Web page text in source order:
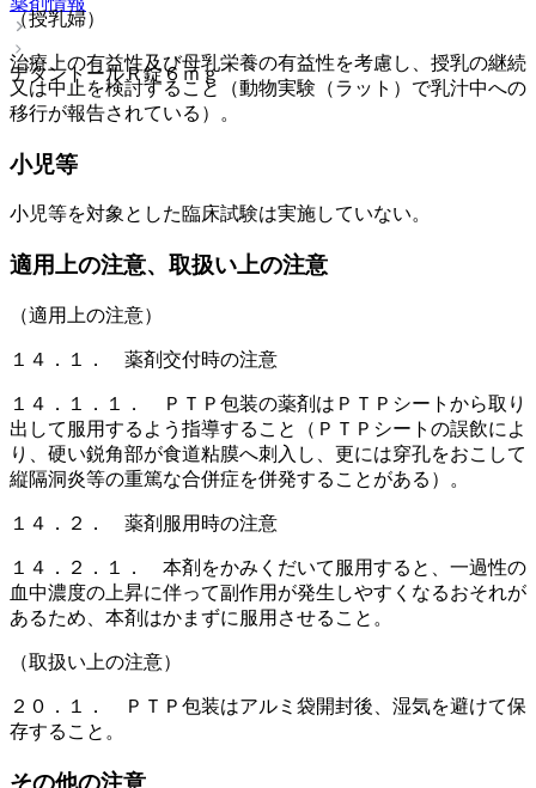
デタントールＲ錠６ｍｇ
（授乳婦）
治療上の有益性及び母乳栄養の有益性を考慮し、授乳の継続
又は中止を検討すること（動物実験（ラット）で乳汁中への
移行が報告されている）。
小児等
小児等を対象とした臨床試験は実施していない。
適用上の注意、取扱い上の注意
（適用上の注意）
１４．１． 薬剤交付時の注意
１４．１．１． ＰＴＰ包装の薬剤はＰＴＰシートから取り
出して服用するよう指導すること（ＰＴＰシートの誤飲によ
り、硬い鋭角部が食道粘膜へ刺入し、更には穿孔をおこして
縦隔洞炎等の重篤な合併症を併発することがある）。
１４．２． 薬剤服用時の注意
１４．２．１． 本剤をかみくだいて服用すると、一過性の
血中濃度の上昇に伴って副作用が発生しやすくなるおそれが
あるため、本剤はかまずに服用させること。
（取扱い上の注意）
２０．１． ＰＴＰ包装はアルミ袋開封後、湿気を避けて保
存すること。
その他の注意